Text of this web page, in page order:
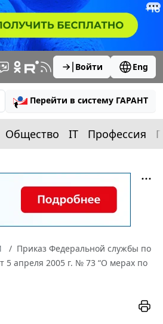
Войти Eng
Перейти в систему ГАРАНТ
Общество IT Профессия
Приказ Федеральной службы по
апреля 2005 г. № 73 “О мерах по